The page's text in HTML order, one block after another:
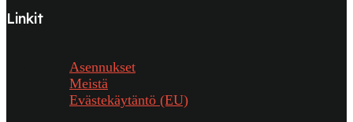
Linkit
Asennukset
Meistä
Evästekäytäntö (EU)